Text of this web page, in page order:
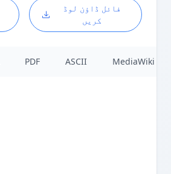
فائل ڈاؤن لوڈ
کریں
PDF ASCII MediaWiki